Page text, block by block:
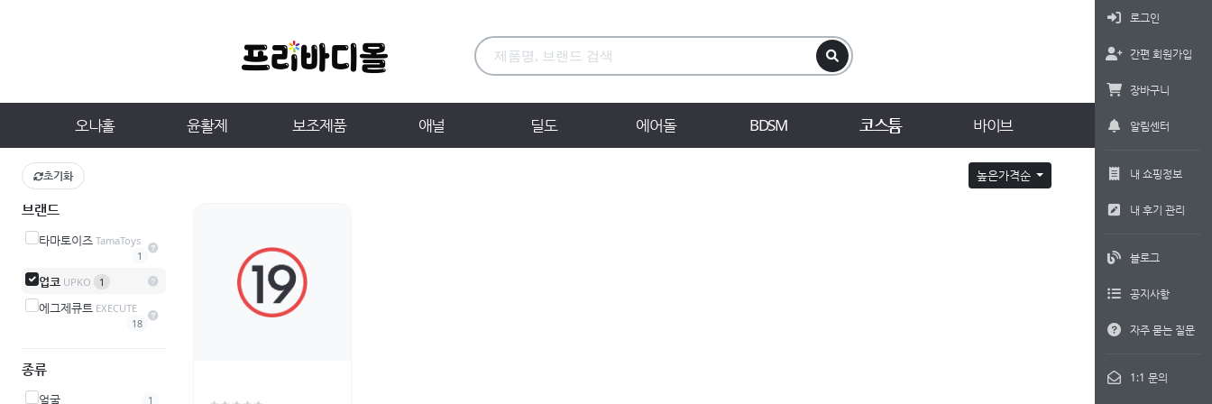
오나홀 윤활제 보조제품 애널 딜도 에어돌 BDSM 코스튬 바이브
로그인
간편 회원가입
장바구니
알림센터
내 쇼핑정보
내 후기 관리
블로그
공지사항
자주 묻는 질문
1:1 문의
초기화
브랜드
타마토이즈 TamaToys
1
업코 UPKO 1
에그제큐트 EXECUTE
18
종류
얼굴 1
높은가격순